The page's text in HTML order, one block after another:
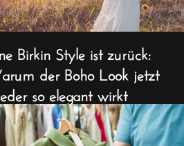
Birkin Style ist zurück:
der Boho Look jetzt
so elegant wirkt